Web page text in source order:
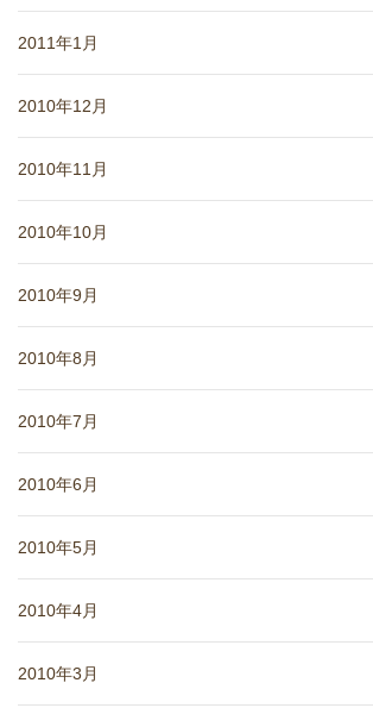
2011年1月
2010年12月
2010年11月
2010年10月
2010年9月
2010年8月
2010年7月
2010年6月
2010年5月
2010年4月
2010年3月